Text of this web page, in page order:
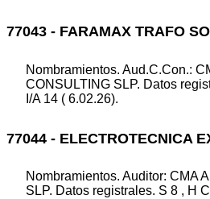
77043 - FARAMAX TRAFO
Nombramientos. Aud.C.Con.:
CONSULTING SLP. Datos
I/A 14 ( 6.02.26).
77044 - ELECTROTECNICA
Nombramientos. Auditor: CMA
SLP. Datos registrales. S 8 , H